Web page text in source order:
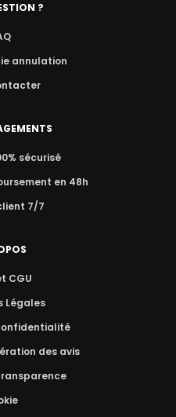
?
annulation
sécurisé
en 48h
7/7
CGU
Légales
des avis